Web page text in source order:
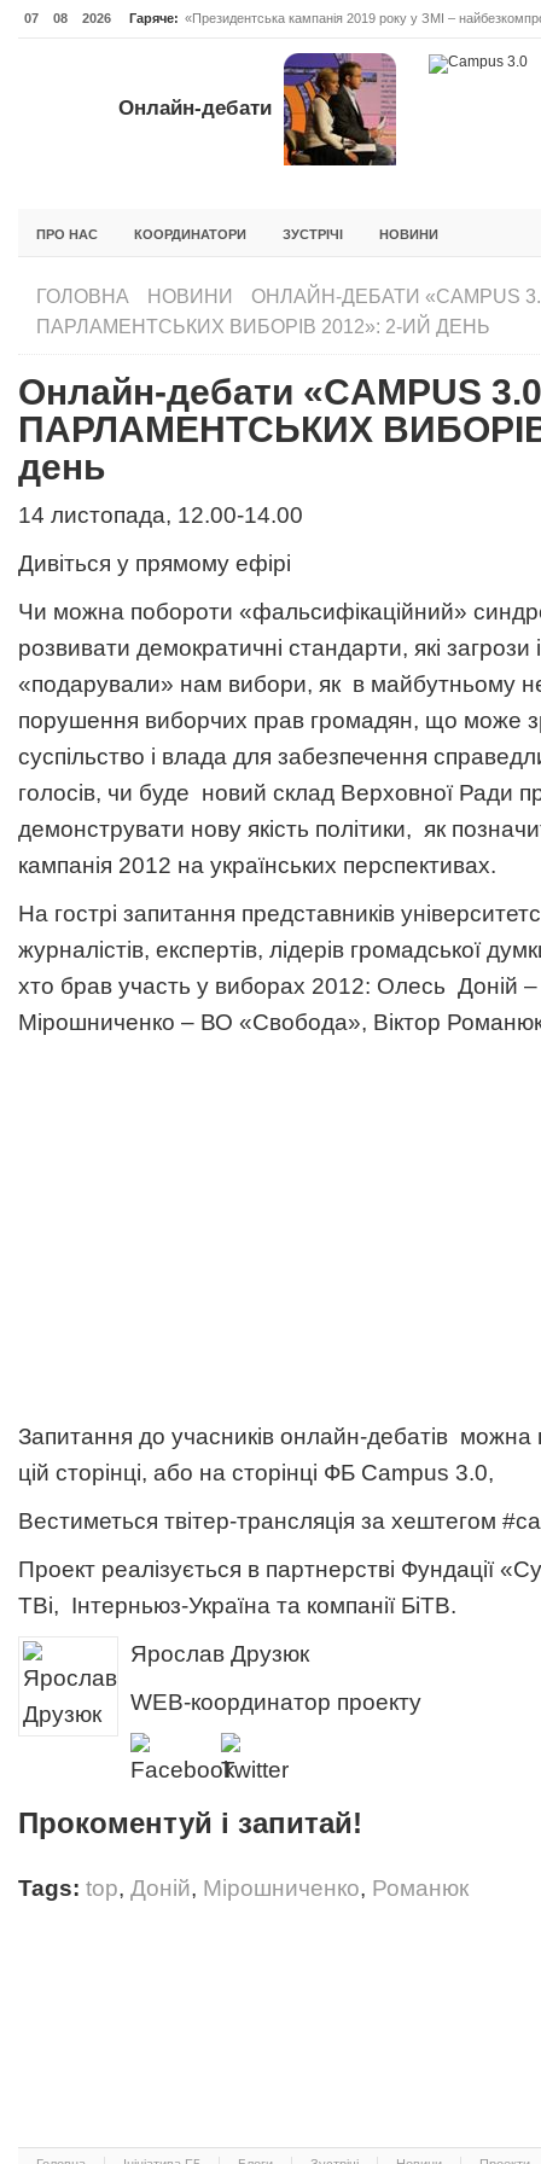
07 08 2026 Гаряче: «Президентська кампанія 2019 року у ЗМІ –
Онлайн-дебати #Відповідальне лідерство. Випуск 3
ОНЛАЙН-ДЕБАТИ #ВІДПОВІДАЛЬНЕ ЛІДЕРСТВО.
Онлайн-дебати
ПРО НАС КООРДИНАТОРИ ЗУСТРІЧІ НОВИНИ
ГОЛОВНА НОВИНИ
ОНЛАЙН-ДЕБАТИ «CAMPUS
ПАРЛАМЕНТСЬКИХ ВИБОРІВ 2012»: 2-ИЙ ДЕНЬ
Онлайн-дебати «CAMPUS
ПАРЛАМЕНТСЬКИХ ВИБОРІВ
день
14 листопада, 12.00-14.00
Дивіться у прямому ефірі
Чи можна побороти «фальсифікаційний»
розвивати демократичні стандарти, які загрози
«подарували» нам вибори, як в майбутньому
порушення виборчих прав громадян, що може
суспільство і влада для забезпечення
голосів, чи буде новий склад Верховної Ради
демонструвати нову якість політики, як
кампанія 2012 на українських перспективах.
На гострі запитання представників
журналістів, експертів, лідерів громадської
хто брав участь у виборах 2012: Олесь Доній –
Мірошниченко – ВО «Свобода», Віктор
Запитання до учасників онлайн-дебатів
цій сторінці, або на сторінці ФБ Campus 3.0,
Вестиметься твітер-трансляція за хештегом
Проект реалізується в партнерстві Фундації
ТВі, Інтерньюз-Україна та компанії БіТВ.
Ярослав Друзюк
WEB-координатор проекту
Прокоментуй і запитай!
Tags: top, Доній, Мірошниченко, Романюк